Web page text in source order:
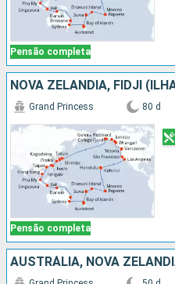
Pensão completa
Pensão completa
Grand Princess 80 d